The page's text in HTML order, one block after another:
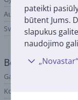
pateikti
būtent Jums.
slapukus
naudojimo
Aukštis
Svoris
Bendri
Gamintojas
Korpuso medžiaga